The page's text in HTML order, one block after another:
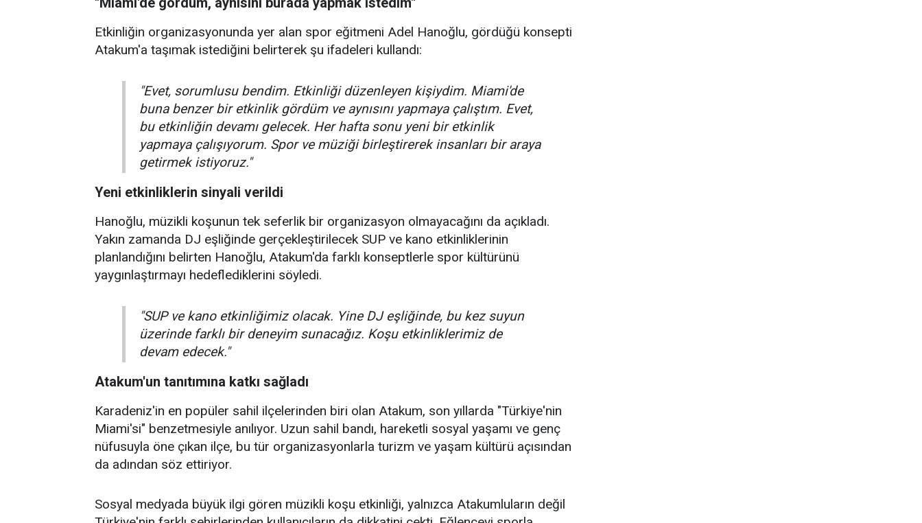
Etkinliğin organizasyonunda yer alan spor eğitmeni Adel Hanoğlu, gördüğü konsepti
Atakum'a taşımak istediğini belirterek şu ifadeleri kullandı:
"Evet, sorumlusu bendim. Etkinliği düzenleyen kişiydim. Miami'de
buna benzer bir etkinlik gördüm ve aynısını yapmaya çalıştım. Evet,
bu etkinliğin devamı gelecek. Her hafta sonu yeni bir etkinlik
yapmaya çalışıyorum. Spor ve müziği birleştirerek insanları bir araya
getirmek istiyoruz."
Yeni etkinliklerin sinyali verildi
Hanoğlu, müzikli koşunun tek seferlik bir organizasyon olmayacağını da açıkladı.
Yakın zamanda DJ eşliğinde gerçekleştirilecek SUP ve kano etkinliklerinin
planlandığını belirten Hanoğlu, Atakum'da farklı konseptlerle spor kültürünü
yaygınlaştırmayı hedeflediklerini söyledi.
"SUP ve kano etkinliğimiz olacak. Yine DJ eşliğinde, bu kez suyun
üzerinde farklı bir deneyim sunacağız. Koşu etkinliklerimiz de
devam edecek."
Atakum'un tanıtımına katkı sağladı
Karadeniz'in en popüler sahil ilçelerinden biri olan Atakum, son yıllarda "Türkiye'nin
Miami'si" benzetmesiyle anılıyor. Uzun sahil bandı, hareketli sosyal yaşamı ve genç
nüfusuyla öne çıkan ilçe, bu tür organizasyonlarla turizm ve yaşam kültürü açısından
da adından söz ettiriyor.
Sosyal medyada büyük ilgi gören müzikli koşu etkinliği, yalnızca Atakumluların değil